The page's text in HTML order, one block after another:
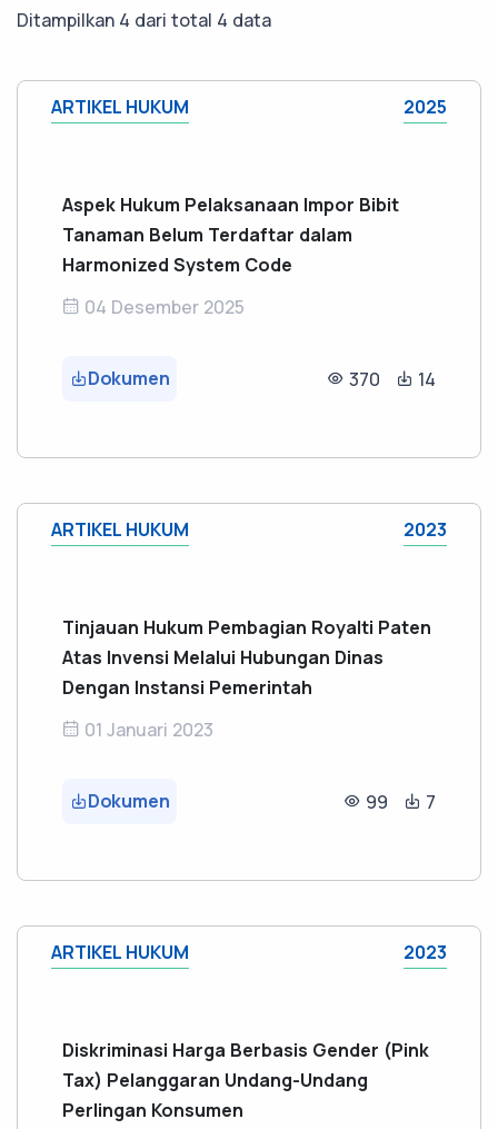
Ditampilkan 4 dari total 4 data
ARTIKEL HUKUM 2025
Aspek Hukum Pelaksanaan Impor Bibit
Tanaman Belum Terdaftar dalam
Harmonized System Code
04 Desember 2025
Dokumen 370 14
ARTIKEL HUKUM 2023
Tinjauan Hukum Pembagian Royalti Paten
Atas Invensi Melalui Hubungan Dinas
Dengan Instansi Pemerintah
01 Januari 2023
Dokumen 99 7
ARTIKEL HUKUM 2023
Diskriminasi Harga Berbasis Gender (Pink
Tax) Pelanggaran Undang-Undang
Perlingan Konsumen